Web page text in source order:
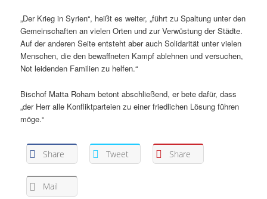
„Der Krieg in Syrien“, heißt es weiter, „führt zu Spaltung unter den
Gemeinschaften an vielen Orten und zur Verwüstung der Städte.
Auf der anderen Seite entsteht aber auch Solidarität unter vielen
Menschen, die den bewaffneten Kampf ablehnen und versuchen,
Not leidenden Familien zu helfen.“
Bischof Matta Roham betont abschließend, er bete dafür, dass
„der Herr alle Konfliktparteien zu einer friedlichen Lösung führen
möge.“
Share Tweet Share
Mail